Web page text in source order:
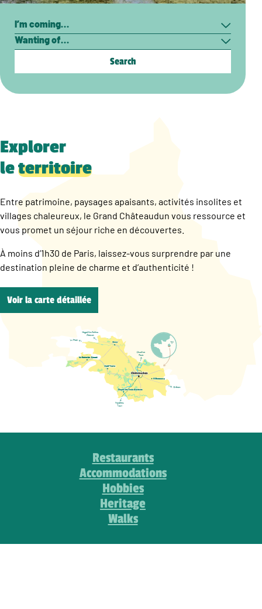
Search
Explorer
leterritoire
Entre patrimoine, paysages apaisants, activités insolites et
villages chaleureux, le Grand Châteaudun vous ressource et
vous promet un séjour riche en découvertes.
À moins d’1h30 de Paris, laissez-vous surprendre par une
destination pleine de charme et d’authenticité !
Voir la carte détaillée
Restaurants
Accommodations
Hobbies
Heritage
Walks